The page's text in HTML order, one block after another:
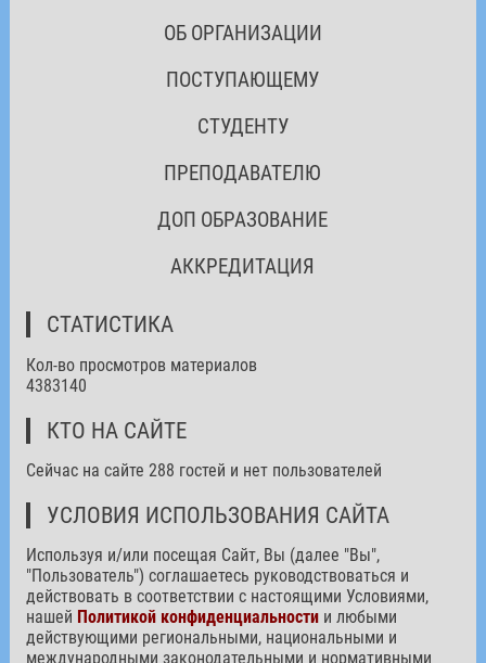
ОБ ОРГАНИЗАЦИИ
ПОСТУПАЮЩЕМУ
СТУДЕНТУ
ПРЕПОДАВАТЕЛЮ
ДОП ОБРАЗОВАНИЕ
АККРЕДИТАЦИЯ
СТАТИСТИКА
Кол-во просмотров материалов
4383140
КТО НА САЙТЕ
Сейчас на сайте 288 гостей и нет пользователей
УСЛОВИЯ ИСПОЛЬЗОВАНИЯ САЙТА
Используя и/или посещая Сайт, Вы (далее "Вы",
"Пользователь") соглашаетесь руководствоваться и
действовать в соответствии с настоящими Условиями,
нашей Политикой конфиденциальностии любыми
действующими региональными, национальными и
международными законодательными и нормативными